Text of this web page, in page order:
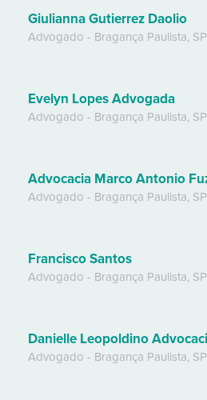
Giulianna Gutierrez Daolio
Advogado - Bragança Paulista, SP
Evelyn Lopes Advogada
Advogado - Bragança Paulista, SP
Advocacia Marco Antonio
Advogado - Bragança Paulista, SP
Francisco Santos
Advogado - Bragança Paulista, SP
Danielle Leopoldino
Advogado - Bragança Paulista, SP